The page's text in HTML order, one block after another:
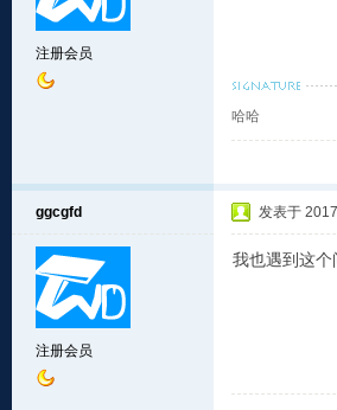
注册会员
哈哈
ggcgfd
注册会员
发表于
我也遇到这个